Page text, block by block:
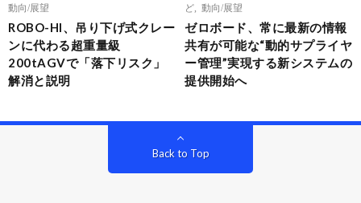
動向/展望
ROBO-HI、吊り下げ式クレー
ンに代わる超重量級
200tAGVで「落下リスク」
解消と説明
ど
動向/展望
ゼロボード、常に最新の情報
共有が可能な“動的サプライヤ
ー管理”実現する新システムの
提供開始へ
Back to Top